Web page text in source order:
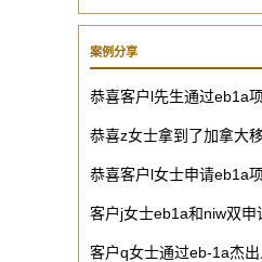
案例分享
恭喜客户l先生通过eb1a
恭喜z女士拿到了加拿大
恭喜客户l女士申请eb1a
客户j女士eb1a和niw双申
客户q女士通过eb-1a杰